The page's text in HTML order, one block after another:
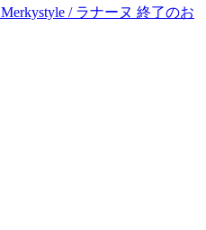
/ ラナーヌ 終了のお